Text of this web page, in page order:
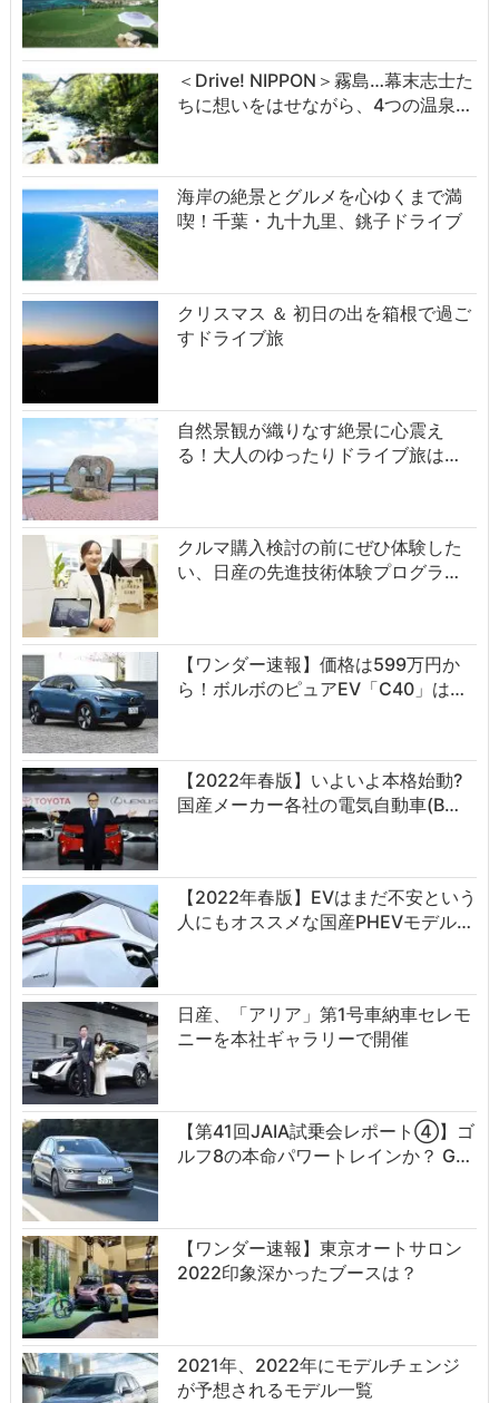
＜Drive! NIPPON＞霧島…幕末志士た
ちに想いをはせながら、4つの温泉…
海岸の絶景とグルメを心ゆくまで満
喫！千葉・九十九里、銚子ドライブ
クリスマス ＆ 初日の出を箱根で過ご
すドライブ旅
自然景観が織りなす絶景に心震え
る！大人のゆったりドライブ旅は…
クルマ購入検討の前にぜひ体験した
い、日産の先進技術体験プログラ…
【ワンダー速報】価格は599万円か
ら！ボルボのピュアEV「C40」は…
【2022年春版】いよいよ本格始動?
国産メーカー各社の電気自動車(B…
【2022年春版】EVはまだ不安という
人にもオススメな国産PHEVモデル…
日産、「アリア」第1号車納車セレモ
ニーを本社ギャラリーで開催
【第41回JAIA試乗会レポート④】ゴ
ルフ8の本命パワートレインか？ G…
【ワンダー速報】東京オートサロン
2022印象深かったブースは？
2021年、2022年にモデルチェンジ
が予想されるモデル一覧